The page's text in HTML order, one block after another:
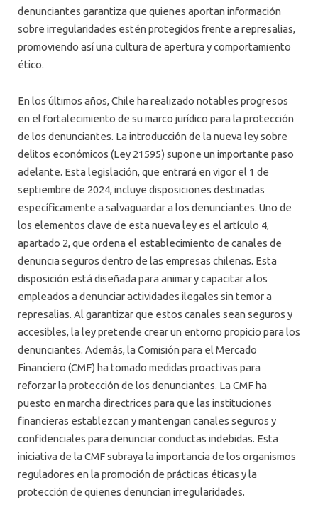
denunciantes garantiza que quienes aportan información
sobre irregularidades estén protegidos frente a represalias,
promoviendo así una cultura de apertura y comportamiento
ético.
En los últimos años, Chile ha realizado notables progresos
en el fortalecimiento de su marco jurídico para la protección
de los denunciantes. La introducción de la nueva ley sobre
delitos económicos (Ley 21595) supone un importante paso
adelante. Esta legislación, que entrará en vigor el 1 de
septiembre de 2024, incluye disposiciones destinadas
específicamente a salvaguardar a los denunciantes. Uno de
los elementos clave de esta nueva ley es el artículo 4,
apartado 2, que ordena el establecimiento de canales de
denuncia seguros dentro de las empresas chilenas. Esta
disposición está diseñada para animar y capacitar a los
empleados a denunciar actividades ilegales sin temor a
represalias. Al garantizar que estos canales sean seguros y
accesibles, la ley pretende crear un entorno propicio para los
denunciantes. Además, la Comisión para el Mercado
Financiero (CMF) ha tomado medidas proactivas para
reforzar la protección de los denunciantes. La CMF ha
puesto en marcha directrices para que las instituciones
financieras establezcan y mantengan canales seguros y
confidenciales para denunciar conductas indebidas. Esta
iniciativa de la CMF subraya la importancia de los organismos
reguladores en la promoción de prácticas éticas y la
protección de quienes denuncian irregularidades.